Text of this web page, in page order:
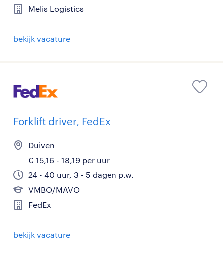
Melis Logistics
bekijk vacature
Forklift driver, FedEx
Duiven
€ 15,16 - 18,19 per uur
24 - 40 uur, 3 - 5 dagen p.w.
VMBO/MAVO
FedEx
bekijk vacature